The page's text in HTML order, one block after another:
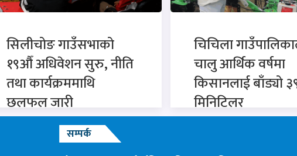
सिलीचोङ गाउँसभाको
१९औँ अधिवेशन सुरु, नीति
तथा कार्यक्रममाथि
छलफल जारी
चिचिला
चालु आर्थिक वर्षमा
किसानलाई बाँड्यो
मिनिटिलर
सम्पर्क